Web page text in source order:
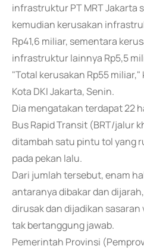
infrastruktur PT MRT Jakarta
kemudian kerusakan
Rp41,6 miliar, sementara
infrastruktur lainnya Rp5,5
"Total kerusakan Rp55
Kota DKI Jakarta, Senin.
Dia mengatakan terdapat 22
Bus Rapid Transit (BRT/jalur
ditambah satu pintu tol yang
pada pekan lalu.
Dari jumlah tersebut, enam
antaranya dibakar dan
dirusak dan dijadikan
tak bertanggung jawab.
Pemerintah Provinsi